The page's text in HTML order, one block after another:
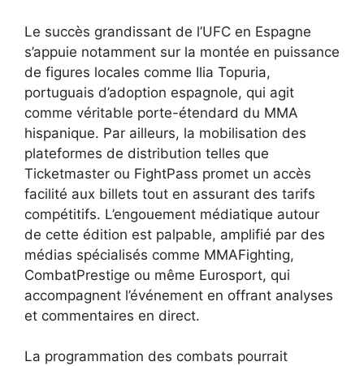
Le succès grandissant de l’UFC en Espagne
s’appuie notamment sur la montée en puissance
de figures locales comme Ilia Topuria,
portuguais d’adoption espagnole, qui agit
comme véritable porte-étendard du MMA
hispanique. Par ailleurs, la mobilisation des
plateformes de distribution telles que
Ticketmaster ou FightPass promet un accès
facilité aux billets tout en assurant des tarifs
compétitifs. L’engouement médiatique autour
de cette édition est palpable, amplifié par des
médias spécialisés comme MMAFighting,
CombatPrestige ou même Eurosport, qui
accompagnent l’événement en offrant analyses
et commentaires en direct.
La programmation des combats pourrait